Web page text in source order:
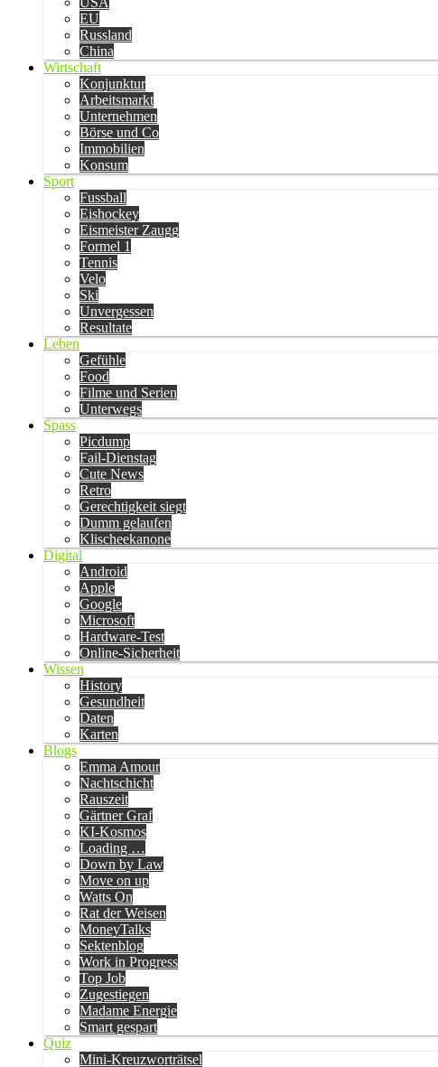
EU
Russland
China
Wirtschaft
Konjunktur
Arbeitsmarkt
Unternehmen
Börse und Co
Immobilien
Konsum
Sport
Fussball
Eishockey
Eismeister Zaugg
Formel 1
Tennis
Velo
Ski
Unvergessen
Resultate
Leben
Gefühle
Food
Filme und Serien
Unterwegs
Spass
Picdump
Fail-Dienstag
Cute News
Retro
Gerechtigkeit siegt
Dumm gelaufen
Klischeekanone
Digital
Android
Apple
Google
Microsoft
Hardware-Test
Online-Sicherheit
Wissen
History
Gesundheit
Daten
Karten
Blogs
Emma Amour
Nachtschicht
Rauszeit
Gärtner Graf
KI-Kosmos
Loading …
Down by Law
Move on up
Watts On
Rat der Weisen
MoneyTalks
Sektenblog
Work in Progress
Top Job
Zugestiegen
Madame Energie
Smart gespart
Quiz
Mini-Kreuzworträtsel